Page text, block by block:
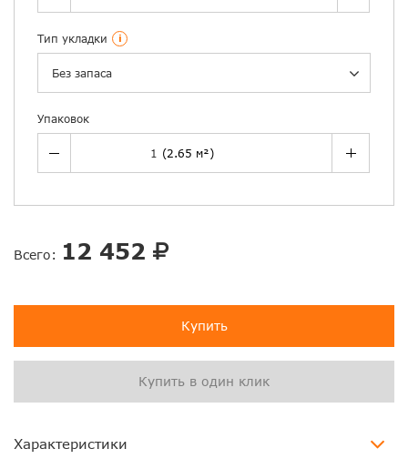
Тип укладки i
Без запаса
Упаковок
Всего: 12 452
Купить
Купить в один клик
Характеристики